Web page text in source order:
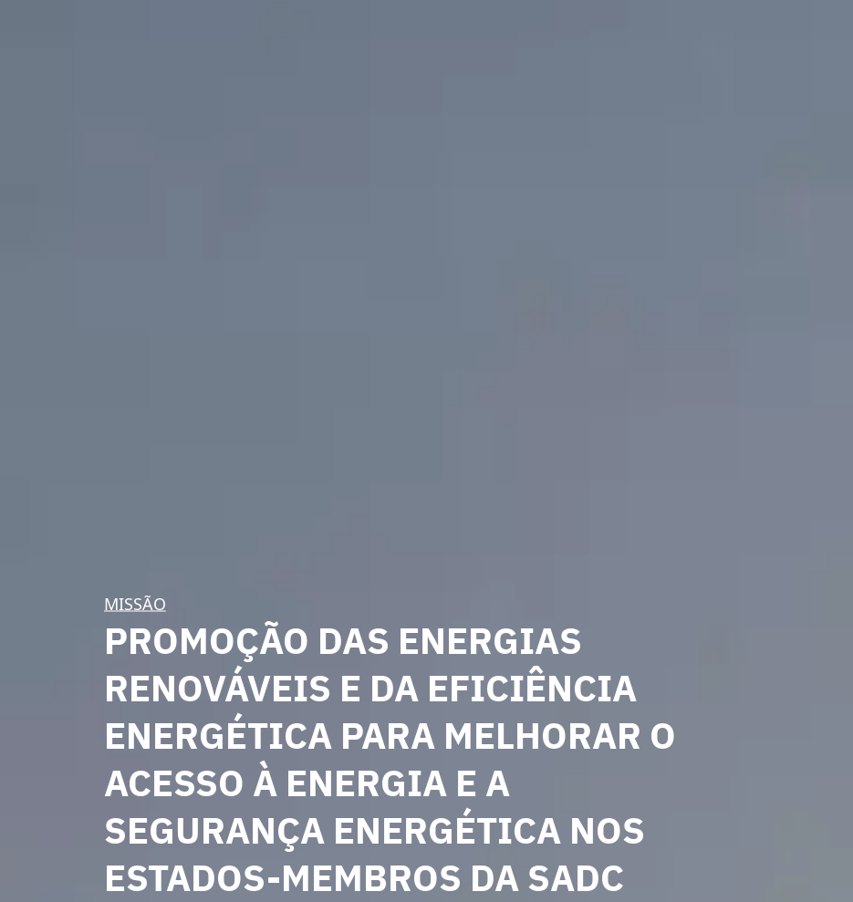
MISSÃO
PROMOÇÃO DAS ENERGIAS
RENOVÁVEIS E DA EFICIÊNCIA
ENERGÉTICA PARA MELHORAR O
ACESSO À ENERGIA E A
SEGURANÇA ENERGÉTICA NOS
ESTADOS-MEMBROS DA SADC